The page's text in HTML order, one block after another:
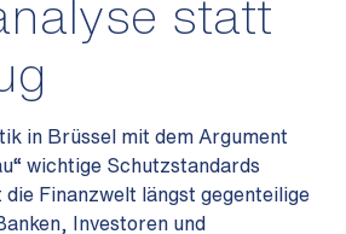
statt
in Brüssel mit dem Argument
wichtige Schutzstandards
die Finanzwelt längst gegenteilige
Investoren und